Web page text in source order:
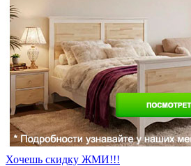
Хочешь скидку ЖМИ!!!